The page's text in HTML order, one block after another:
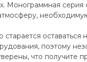
Монограммная
старается
поэтому
что получите